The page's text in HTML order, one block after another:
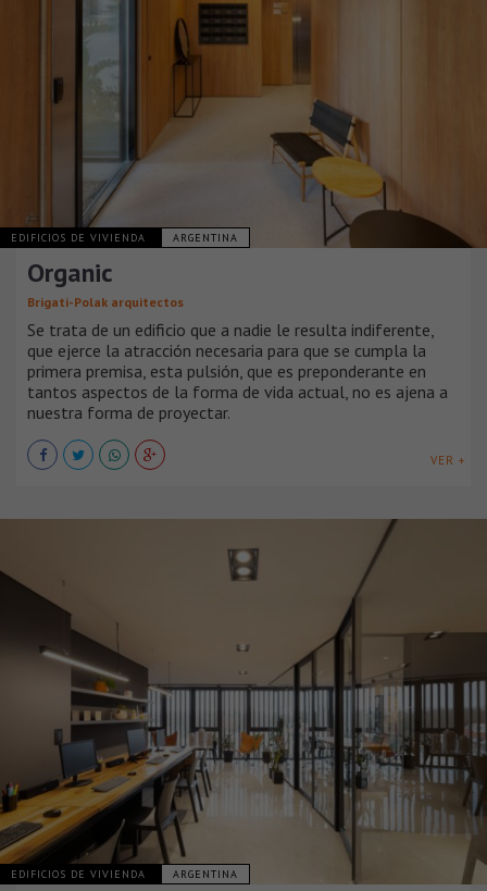
EDIFICIOS DE VIVIENDA ARGENTINA
Organic
Brigati-Polak arquitectos
Se trata de un edificio que a nadie le resulta indiferente,
que ejerce la atracción necesaria para que se cumpla la
primera premisa, esta pulsión, que es preponderante en
tantos aspectos de la forma de vida actual, no es ajena a
nuestra forma de proyectar.
VER +
EDIFICIOS DE VIVIENDA ARGENTINA